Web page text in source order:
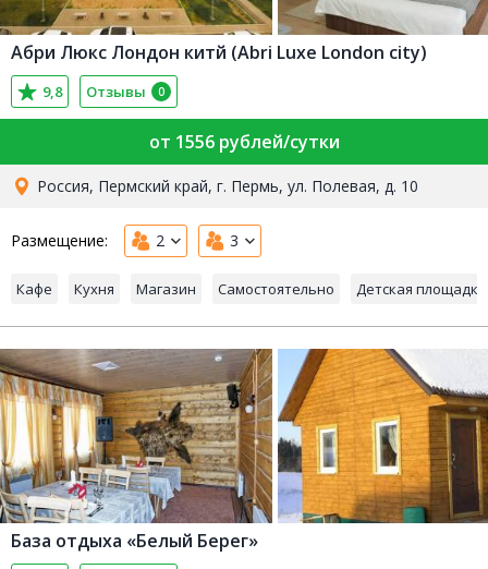
Абри Люкс Лондон китй (Abri Luxe London city)
9,8 Отзывы 0
от 1556 рублей/сутки
Россия, Пермский край, г. Пермь, ул. Полевая, д. 10
Размещение: 2 3
Кафе Кухня Магазин Самостоятельно Детская площадка
База отдыха «Белый Берег»